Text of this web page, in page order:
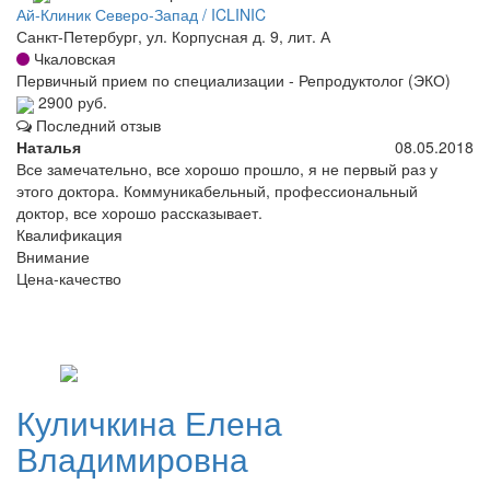
Ай-Клиник Северо-Запад / ICLINIC
Санкт-Петербург, ул. Корпусная д. 9, лит. А
Чкаловская
Первичный прием по специализации - Репродуктолог (ЭКО)
2900 руб.
Последний отзыв
Наталья
08.05.2018
Все замечательно, все хорошо прошло, я не первый раз у
этого доктора. Коммуникабельный, профессиональный
доктор, все хорошо рассказывает.
Квалификация
Внимание
Цена-качество
Куличкина Елена
Владимировна